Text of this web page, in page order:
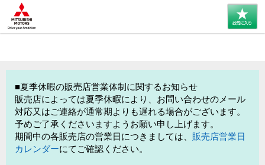
■夏季休暇の販売店営業体制に関するお知らせ
販売店によっては夏季休暇により、お問い合わせのメール
対応又はご連絡が通常期よりも遅れる場合がございます。
予めご了承くださいますようお願い申し上げます。
期間中の各販売店の営業日につきましては、 販売店営業日
カレンダーにてご確認ください。